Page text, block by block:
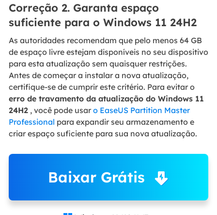
Correção 2. Garanta espaço
suficiente para o Windows 11 24H2
As autoridades recomendam que pelo menos 64 GB
de espaço livre estejam disponíveis no seu dispositivo
para esta atualização sem quaisquer restrições.
Antes de começar a instalar a nova atualização,
certifique-se de cumprir este critério. Para evitar o
erro de travamento da atualização do Windows 11
24H2, você pode usar o EaseUS Partition Master
Professional para expandir seu armazenamento e
criar espaço suficiente para sua nova atualização.
Baixar Grátis